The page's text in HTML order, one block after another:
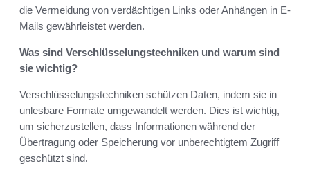
die Vermeidung von verdächtigen Links oder Anhängen in E-
Mails gewährleistet werden.
Was sind Verschlüsselungstechniken und warum sind
sie wichtig?
Verschlüsselungstechniken schützen Daten, indem sie in
unlesbare Formate umgewandelt werden. Dies ist wichtig,
um sicherzustellen, dass Informationen während der
Übertragung oder Speicherung vor unberechtigtem Zugriff
geschützt sind.